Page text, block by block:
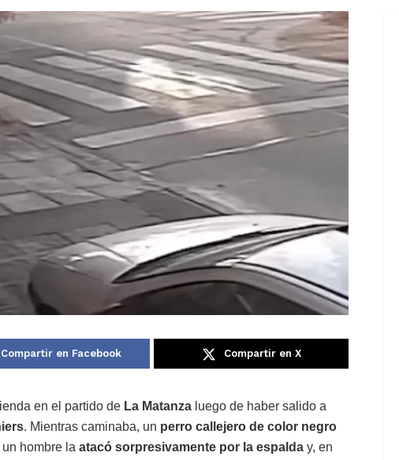
Compartir en Facebook Compartir en X
en el partido de La Matanza luego de haber salido a
. Mientras caminaba, un perro callejero de color negro
hombre la atacó sorpresivamente por la espalda y, en